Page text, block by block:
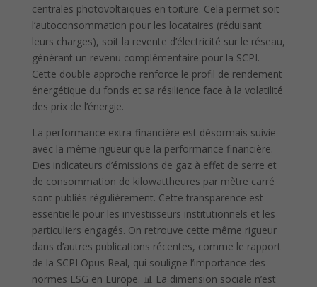
centrales photovoltaïques en toiture. Cela permet soit
l’autoconsommation pour les locataires (réduisant
leurs charges), soit la revente d’électricité sur le réseau,
générant un revenu complémentaire pour la SCPI.
Cette double approche renforce le profil de rendement
énergétique du fonds et sa résilience face à la volatilité
des prix de l’énergie.
La performance extra-financière est désormais suivie
avec la même rigueur que la performance financière.
Des indicateurs d’émissions de gaz à effet de serre et
de consommation de kilowattheures par mètre carré
sont publiés régulièrement. Cette transparence est
essentielle pour les investisseurs institutionnels et les
particuliers engagés. On retrouve cette même rigueur
dans d’autres publications récentes, comme le rapport
de la SCPI Opus Real, qui souligne l’importance des
normes ESG en Europe. 📊 La dimension sociale n’est